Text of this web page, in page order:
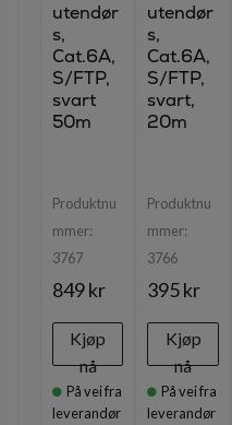
utendør
s,
Cat.6A,
S/FTP,
svart
50m
Produktnu
mmer:
3767
849 kr
Kjøp
nå
På vei fra
leverandør
utendør
s,
Cat.6A,
S/FTP,
svart,
20m
Produktnu
mmer:
3766
395 kr
Kjøp
nå
På vei fra
leverandør